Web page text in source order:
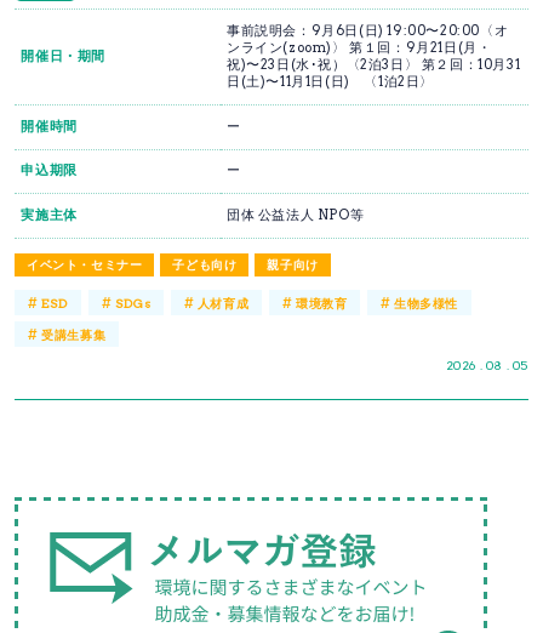
イベント・セミナー 子ども向け 親子向け
2026 . 08 . 05
開催日・期間
事前説明会：9月6日(日) 19:00〜20:00〈オ
ンライン(zoom)〉 第１回：9月21日(月・
祝)〜23日(水･祝）〈2泊3日〉 第２回：10月31
日(土)〜11月1日(日) 〈1泊2日〉
開催時間 ー
申込期限 ー
実施主体 団体 公益法人 NPO等
#ESD # SDGs # 人材育成 # 環境教育 #生物多様性
#受講生募集